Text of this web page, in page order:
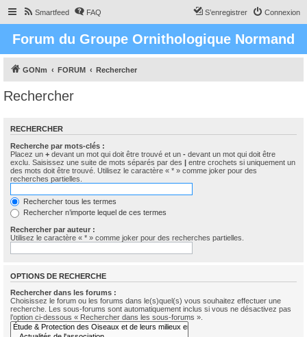
Smartfeed FAQ Connexion
S’enregistrer
Forum du Groupe Ornithologique Normand
GONm FORUM Rechercher
Rechercher
RECHERCHER
Recherche par mots-clés :
Placez un + devant un mot qui doit être trouvé et un - devant un mot qui doit être
exclu. Saisissez une suite de mots séparés par des | entre crochets si uniquement un
des mots doit être trouvé. Utilisez le caractère « * » comme joker pour des
recherches partielles.
Rechercher tous les termes
Rechercher n’importe lequel de ces termes
Rechercher par auteur :
Utilisez le caractère « * » comme joker pour des recherches partielles.
OPTIONS DE RECHERCHE
Rechercher dans les forums :
Choisissez le forum ou les forums dans le(s)quel(s) vous souhaitez effectuer une
recherche. Les sous-forums sont automatiquement inclus si vous ne désactivez pas
l’option ci-dessous « Rechercher dans les sous-forums ».